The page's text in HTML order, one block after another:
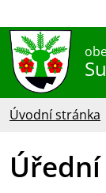
Úvodní stránka